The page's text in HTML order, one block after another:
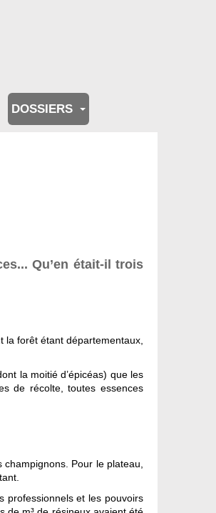
DOSSIERS
Qu’en était-il trois
forêt étant départementaux,
la moitié d’épicéas) que les
de récolte, toutes essences
Pour le plateau,
professionnels et les pouvoirs